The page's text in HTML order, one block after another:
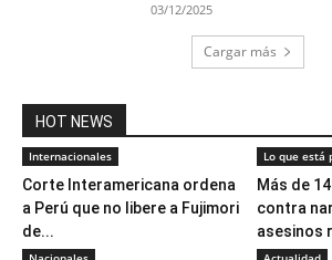
03/12/2025
Cargar más
HOT NEWS
Internacionales
Corte Interamericana ordena
a Perú que no libere a Fujimori
de...
Lo que está
Más de
contra
asesinos